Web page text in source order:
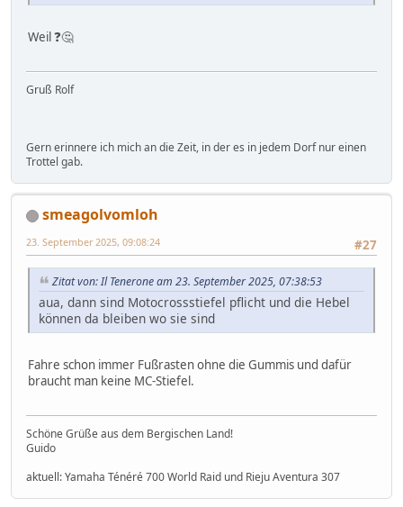
Weil ❓🤔
Gruß Rolf
Gern erinnere ich mich an die Zeit, in der es in jedem Dorf nur einen
Trottel gab.
smeagolvomloh
#27
23. September 2025, 09:08:24
Zitat von: Il Tenerone am 23. September 2025, 07:38:53
aua, dann sind Motocrossstiefel pflicht und die Hebel
können da bleiben wo sie sind
Fahre schon immer Fußrasten ohne die Gummis und dafür
braucht man keine MC-Stiefel.
Schöne Grüße aus dem Bergischen Land!
Guido
aktuell: Yamaha Ténéré 700 World Raid und Rieju Aventura 307